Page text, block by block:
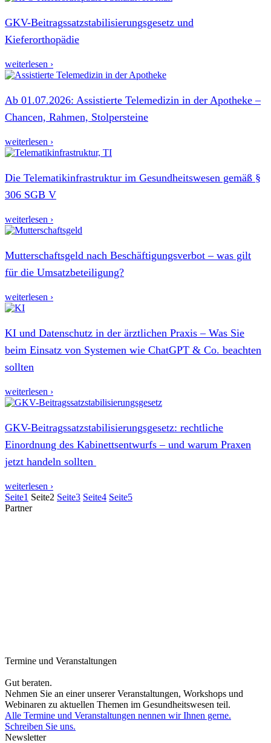
GKV-Beitragssatzstabilisierungsgesetz und
Kieferorthopädie
weiterlesen ›
Ab 01.07.2026: Assistierte Telemedizin in der Apotheke –
Chancen, Rahmen, Stolpersteine
weiterlesen ›
Die Telematikinfrastruktur im Gesundheitswesen gemäß §
306 SGB V
weiterlesen ›
Mutterschaftsgeld nach Beschäftigungsverbot – was gilt
für die Umsatzbeteiligung?
weiterlesen ›
KI und Datenschutz in der ärztlichen Praxis – Was Sie
beim Einsatz von Systemen wie ChatGPT & Co. beachten
sollten
weiterlesen ›
GKV-Beitragssatzstabilisierungsgesetz: rechtliche
Einordnung des Kabinettsentwurfs – und warum Praxen
jetzt handeln sollten
weiterlesen ›
Seite1 Seite2 Seite3 Seite4 Seite5
Partner
Termine und Veranstaltungen
Gut beraten.
Nehmen Sie an einer unserer Veranstaltungen, Workshops und
Webinaren zu aktuellen Themen im Gesundheitswesen teil.
Alle Termine und Veranstaltungen nennen wir Ihnen gerne.
Schreiben Sie uns.
Newsletter